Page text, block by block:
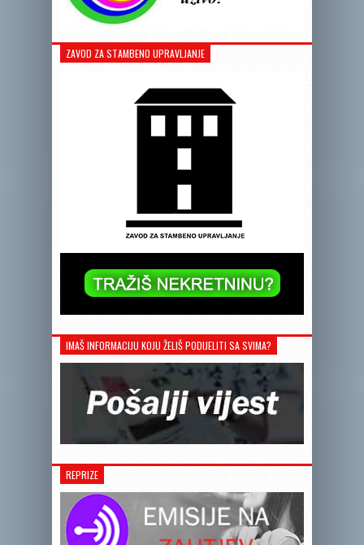
ZAVOD ZA STAMBENO UPRAVLJANJE
IMAŠ INFORMACIJU KOJU ŽELIŠ PODIJELITI SA SVIMA?
REPRIZE